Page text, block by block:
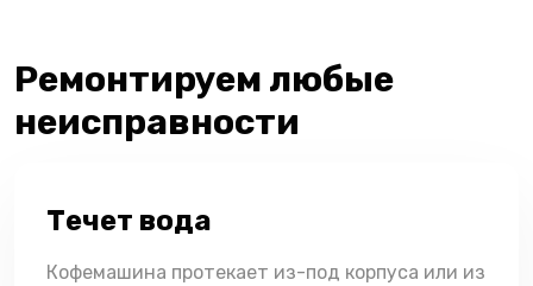
Ремонтируем любые
неисправности
Течет вода
Кофемашина протекает из-под корпуса или из